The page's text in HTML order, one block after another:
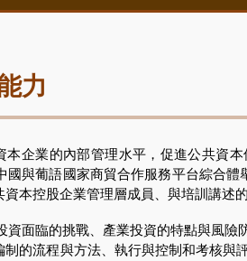
力
業的內部管理水平，促進公共資
與葡語國家商貿合作服務平台綜合
本控股企業管理層成員、與培訓講述
面臨的挑戰、產業投資的特點與風險
的流程與方法、執行與控制和考核